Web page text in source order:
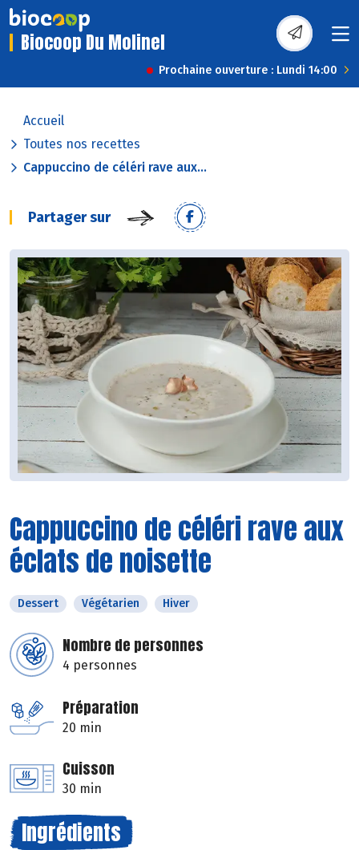
Biocoop Du Molinel
Prochaine ouverture : Lundi 14:00
Accueil
Toutes nos recettes
Cappuccino de céléri rave aux...
Partager sur
Cappuccino de céléri rave aux
éclats de noisette
Dessert Végétarien Hiver
Nombre de personnes
4 personnes
Préparation
20 min
Cuisson
30 min
Ingrédients